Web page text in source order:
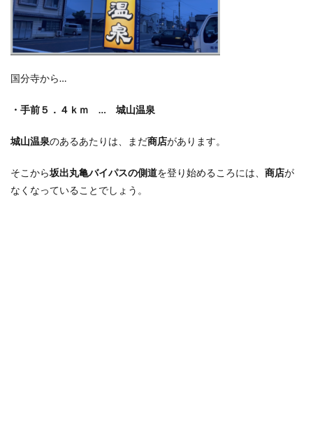
国分寺から…
・手前５．４ｋｍ … 城山温泉
城山温泉のあるあたりは、まだ商店があります。
そこから坂出丸亀バイパスの側道を登り始めるころには、 商店が
なくなっていることでしょう。